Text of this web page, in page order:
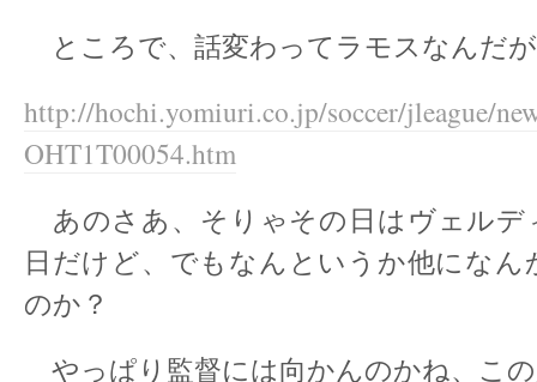
ところで、話変わってラモスなんだ
http://hochi.yomiuri.co.jp/soccer/jleague/
OHT1T00054.htm
あのさあ、そりゃその日はヴェルデ
日だけど、でもなんというか他になん
のか？
やっぱり監督には向かんのかね、こ